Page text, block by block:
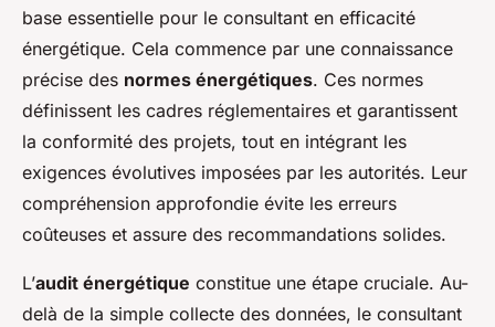
base essentielle pour le consultant en efficacité
énergétique. Cela commence par une connaissance
précise des normes énergétiques. Ces normes
définissent les cadres réglementaires et garantissent
la conformité des projets, tout en intégrant les
exigences évolutives imposées par les autorités. Leur
compréhension approfondie évite les erreurs
coûteuses et assure des recommandations solides.
L’audit énergétique constitue une étape cruciale. Au-
delà de la simple collecte des données, le consultant